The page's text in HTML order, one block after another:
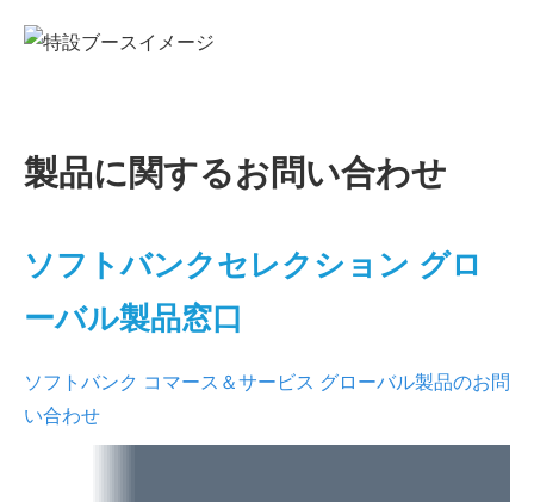
製品に関するお問い合わせ
ソフトバンクセレクション グロ
ーバル製品窓口
ソフトバンク コマース＆サービス グローバル製品のお問
い合わせ